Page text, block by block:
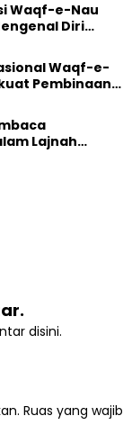
Waqf-e-Nau
Diri
Waqf-e-
Pembinaan
Lajnah
disini.
Ruas yang wajib